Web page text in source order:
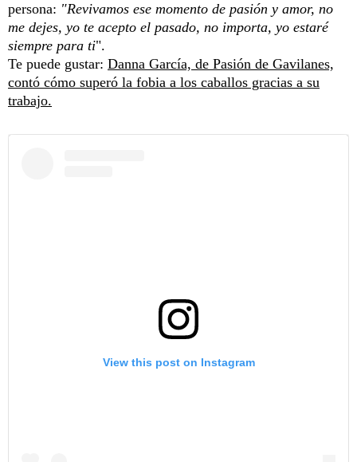
persona: "Revivamos ese momento de pasión y amor, no
me dejes, yo te acepto el pasado, no importa, yo estaré
siempre para ti".
Te puede gustar: Danna García, de Pasión de Gavilanes,
contó cómo superó la fobia a los caballos gracias a su
trabajo.
View this post on Instagram